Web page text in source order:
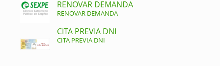
RENOVAR DEMANDA
RENOVAR DEMANDA
CITA PREVIA DNI
CITA PREVIA DNI